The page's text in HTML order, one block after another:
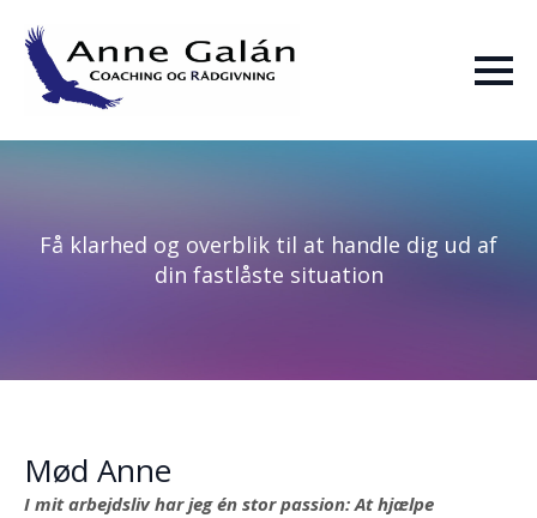
Skip
to
main
Få klarhed og overblik til at handle dig ud af
din fastlåste situation
Mød Anne
I mit arbejdsliv har jeg én stor passion: At hjælpe